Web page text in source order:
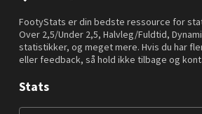
FootyStats er din bedste ressource for
Over 2,5/Under 2,5, Halvleg/Fuldtid,
statistikker, og meget mere. Hvis du har
eller feedback, så hold ikke tilbage og
Stats